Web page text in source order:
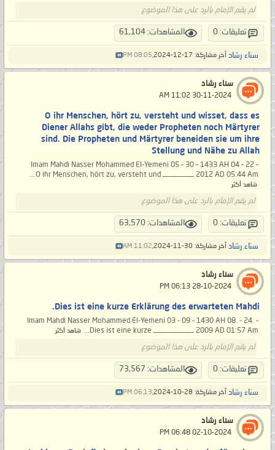
لم يقم الإمام بالرد على هذا الموضوع
تعليقات: 0 المشاهدات: 61,104
سناء رشاد آخر مشاركة: 17-12-2024, 08:05 PM
سناء رشاد
O ihr Menschen, hört zu, versteht und wisset, dass es
Diener Allahs gibt, die weder Propheten noch Märtyrer
sind. Die Propheten und Märtyrer beneiden sie um ihre
Stellung und Nähe zu Allah
Imam Mahdi Nasser Mohammed El-Yemeni 05 – 30 – 1433 AH 04 – 22 –
2012 AD 05:44 Am ـــــــــــــــــ O ihr Menschen, hört zu, versteht und...
شاهد أكثر
لم يقم الإمام بالرد على هذا الموضوع
تعليقات: 0 المشاهدات: 63,570
سناء رشاد آخر مشاركة: 30-11-2024, 11:02 AM
سناء رشاد
Dies ist eine kurze Erklärung des erwarteten Mahdi.
Imam Mahdi Nasser Mohammed El-Yemeni 03 - 09 - 1430 AH 08. - 24. -
2009 AD 01:57 Am ــــــــــــــــــــــ Dies ist eine kurze...
شاهد أكثر
لم يقم الإمام بالرد على هذا الموضوع
تعليقات: 0 المشاهدات: 73,567
سناء رشاد آخر مشاركة: 28-10-2024, 06:13 PM
سناء رشاد